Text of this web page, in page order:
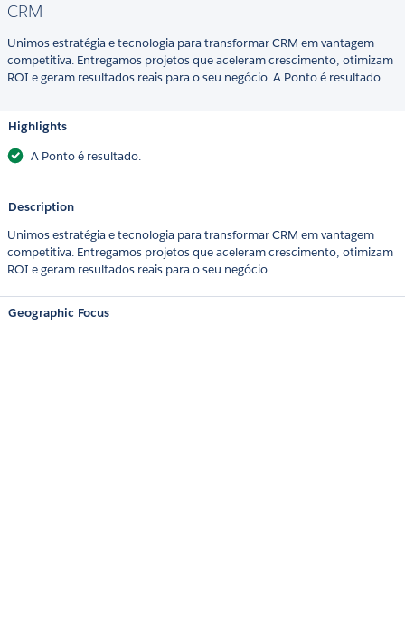
CRM
Unimos estratégia e tecnologia para transformar CRM em vantagem
competitiva. Entregamos projetos que aceleram crescimento, otimizam
ROI e geram resultados reais para o seu negócio. A Ponto é resultado.
Highlights
A Ponto é resultado.
Description
Unimos estratégia e tecnologia para transformar CRM em vantagem
competitiva. Entregamos projetos que aceleram crescimento, otimizam
ROI e geram resultados reais para o seu negócio.
Geographic Focus